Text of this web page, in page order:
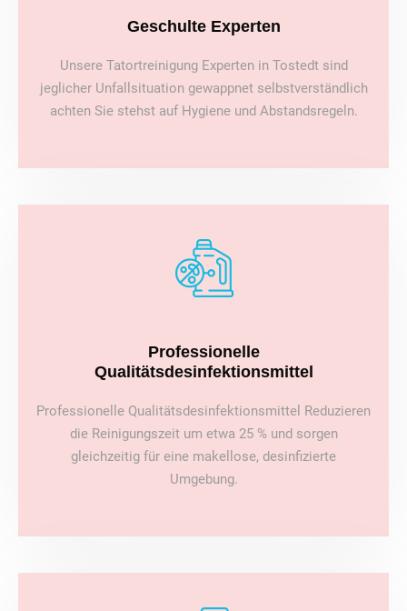
Geschulte Experten
Unsere Tatortreinigung Experten in Tostedt sind
jeglicher Unfallsituation gewappnet selbstverständlich
achten Sie stehst auf Hygiene und Abstandsregeln.
Professionelle
Qualitätsdesinfektionsmittel
Professionelle Qualitätsdesinfektionsmittel Reduzieren
die Reinigungszeit um etwa 25 % und sorgen
gleichzeitig für eine makellose, desinfizierte
Umgebung.